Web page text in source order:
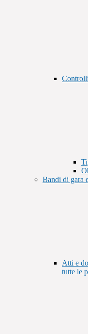
Bandi di gara
Atti e
tutte le